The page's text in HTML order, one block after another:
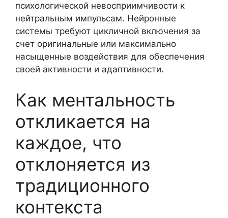
психологической невосприимчивости к
нейтральным импульсам. Нейронные
системы требуют цикличной включения за
счет оригинальные или максимально
насыщенные воздействия для обеспечения
своей активности и адаптивности.
Как ментальность
откликается на
каждое, что
отклоняется из
традиционного
контекста